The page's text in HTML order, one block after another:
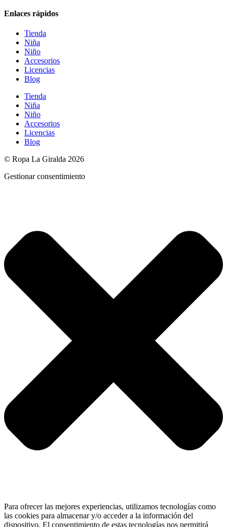
Enlaces rápidos
Tienda
Niña
Niño
Accesorios
Licencias
Blog
Tienda
Niña
Niño
Accesorios
Licencias
Blog
© Ropa La Giralda 2026
Gestionar consentimiento
Para ofrecer las mejores experiencias, utilizamos tecnologías como
las cookies para almacenar y/o acceder a la información del
dispositivo. El consentimiento de estas tecnologías nos permitirá